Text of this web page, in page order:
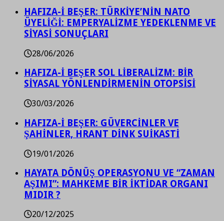
HAFIZA-İ BEŞER: TÜRKİYE’NİN NATO
ÜYELİĞİ: EMPERYALİZME YEDEKLENME VE
SİYASİ SONUÇLARI
28/06/2026
HAFIZA-İ BEŞER SOL LİBERALİZM: BİR
SİYASAL YÖNLENDİRMENİN OTOPSİSİ
30/03/2026
HAFIZA-İ BEŞER: GÜVERCİNLER VE
ŞAHİNLER, HRANT DİNK SUİKASTİ
19/01/2026
HAYATA DÖNÜŞ OPERASYONU VE “ZAMAN
AŞIMI”: MAHKEME BİR İKTİDAR ORGANI
MIDIR ?
20/12/2025